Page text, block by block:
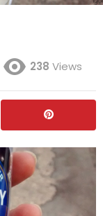
238 Views